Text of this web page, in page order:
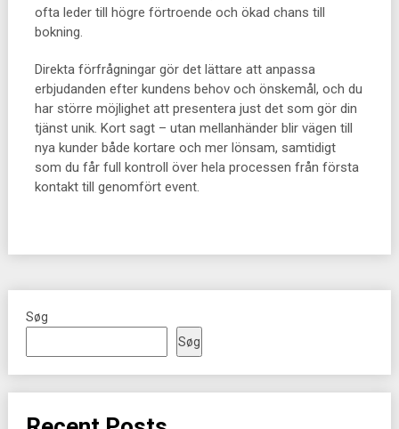
ofta leder till högre förtroende och ökad chans till
bokning.
Direkta förfrågningar gör det lättare att anpassa
erbjudanden efter kundens behov och önskemål, och du
har större möjlighet att presentera just det som gör din
tjänst unik. Kort sagt – utan mellanhänder blir vägen till
nya kunder både kortare och mer lönsam, samtidigt
som du får full kontroll över hela processen från första
kontakt till genomfört event.
Søg
Søg